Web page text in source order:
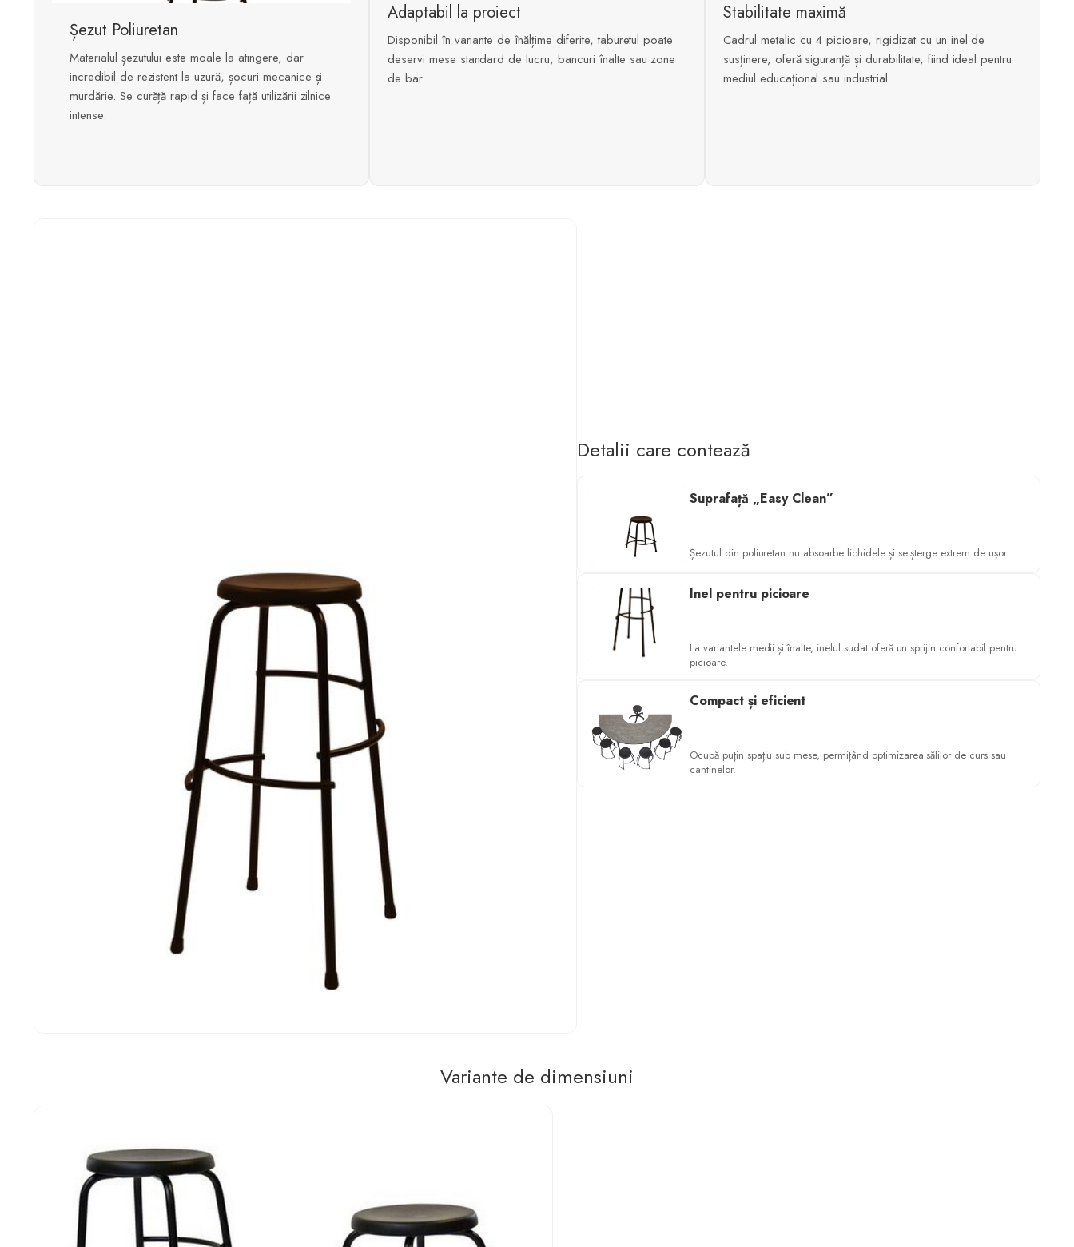
Șezut Poliuretan
Materialul șezutului este moale la atingere, dar
incredibil de rezistent la uzură, șocuri mecanice și
murdărie. Se curăță rapid și face față utilizării zilnice
intense.
Adaptabil la proiect
Disponibil în variante de înălțime diferite, taburetul poate
deservi mese standard de lucru, bancuri înalte sau zone
de bar.
Stabilitate maximă
Cadrul metalic cu 4 picioare, rigidizat cu un inel de
susținere, oferă siguranță și durabilitate, fiind ideal pentru
mediul educațional sau industrial.
Detalii care contează
Suprafață „Easy Clean”
Șezutul din poliuretan nu absoarbe lichidele și se șterge extrem de ușor.
Inel pentru picioare
La variantele medii și înalte, inelul sudat oferă un sprijin confortabil pentru
picioare.
Compact și eficient
Ocupă puțin spațiu sub mese, permițând optimizarea sălilor de curs sau
cantinelor.
Variante de dimensiuni